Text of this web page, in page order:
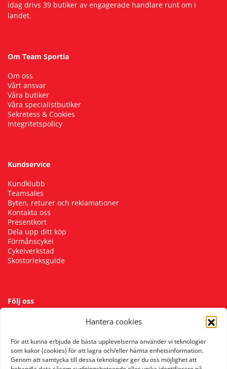
Hantera cookies
För att kunna erbjuda de bästa upplevelserna använder vi teknologier
som kakor (cookies) för att lagra och/eller hämta enhetsinformation.
Genom att samtycka till dessa teknologier ger du oss möjlighet att
idag drivs 39 butiker av engagerade handlare runt om i
landet.
Om Team Sportia
Om oss
Vårt ansvar
Våra butiker
Våra specialistbutiker
Sekretess & Cookies
Integritetspolicy
Kundservice
Kundklubb
Teamsales
Byten, returer och reklamationer
Kontakta oss
Presentkort
Dela upp ditt köp
Förmånscykel
Cykelverkstad
Skostorleksguide
Följ oss